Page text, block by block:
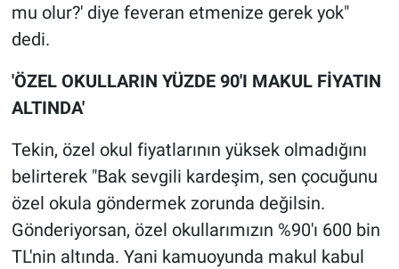
mu olur?' diye feveran etmenize gerek yok"
dedi.
'ÖZEL OKULLARIN YÜZDE 90'I MAKUL FİYATIN
ALTINDA'
Tekin, özel okul fiyatlarının yüksek olmadığını
belirterek "Bak sevgili kardeşim, sen çocuğunu
özel okula göndermek zorunda değilsin.
Gönderiyorsan, özel okullarımızın %90'ı 600 bin
TL'nin altında. Yani kamuoyunda makul kabul
Türkiye'nin Gündemi
Yerel Yaşam
Canlı Yayın